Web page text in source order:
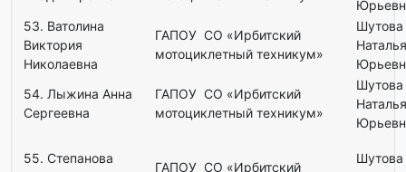
53. Ватолина
Виктория
Николаевна
ГАПОУ СО «Ирбитский
мотоциклетный техникум»
Шутова
Наталья
54. Лыжина Анна
Сергеевна
ГАПОУ СО «Ирбитский
мотоциклетный техникум»
Шутова
Наталья
55. Степанова
ГАПОУ СО «Ирбитский
Шутова